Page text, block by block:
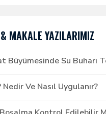
MAKALE YAZILARIMIZ
Büyümesinde Su Buharı
Nedir Ve Nasıl Uygulanır?